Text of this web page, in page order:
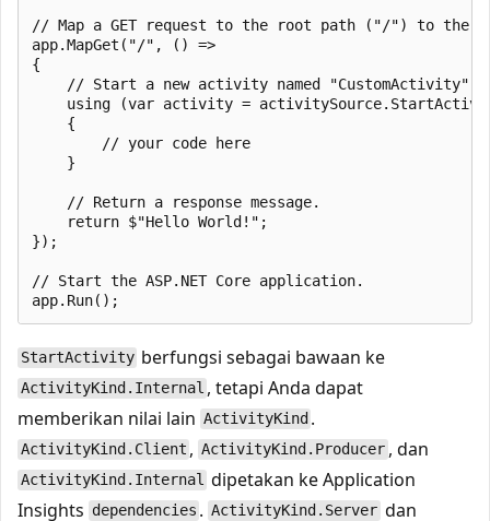
// Map a GET request to the root path ("/") to the
app.MapGet("/", () =>
{
// Start a new activity named
using (var activity =
    {
        // your code here
    }
    // Return a response message.
    return $"Hello World!";
});
// Start the ASP.NET Core application.
StartActivity berfungsi sebagai bawaan ke
ActivityKind.Internal , tetapi Anda dapat
memberikan nilai lain ActivityKind .
ActivityKind.Client , ActivityKind.Producer , dan
ActivityKind.Internal dipetakan ke Application
Insights dependencies . ActivityKind.Server dan